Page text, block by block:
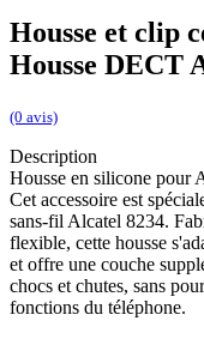
Housse et clip
Housse DECT
(0 avis)
Description
Housse en silicone pour
Cet accessoire est
sans-fil Alcatel 8234.
flexible, cette housse
et offre une couche
chocs et chutes, sans
fonctions du téléphone.